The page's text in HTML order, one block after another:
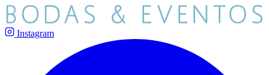
Instagram